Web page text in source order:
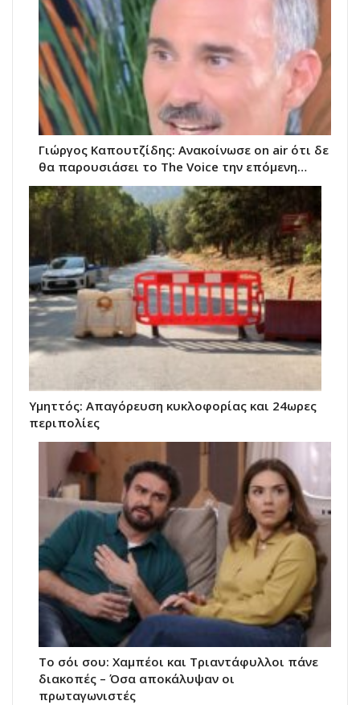
Γιώργος Καπουτζίδης: Ανακοίνωσε on air ότι δε
θα παρουσιάσει το The Voice την επόμενη…
Υμηττός: Απαγόρευση κυκλοφορίας και 24ωρες
περιπολίες
Το σόι σου: Χαμπέοι και Τριαντάφυλλοι πάνε
διακοπές – Όσα αποκάλυψαν οι
πρωταγωνιστές